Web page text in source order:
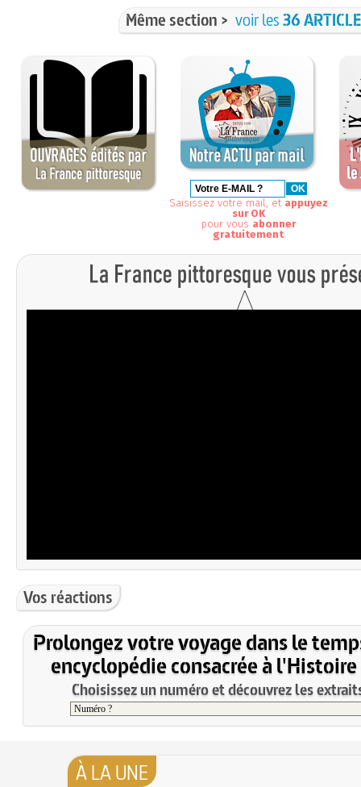
Même section > voir les36
Saisissez votre mail, et appuyez
sur OK
pour vous abonner
gratuitement
Vos réactions
Prolongez votre voyage dans le
encyclopédie consacrée à l'Histoire
Choisissez un numéro et découvrez les
À LA UNE